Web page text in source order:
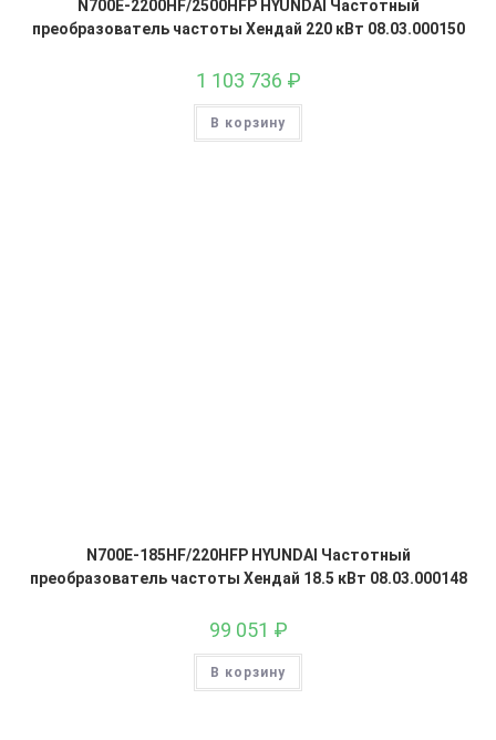
N700E-2200HF/2500HFP HYUNDAI Частотный
преобразователь частоты Хендай 220 кВт 08.03.000150
1 103 736 ₽
В корзину
N700E-185HF/220HFP HYUNDAI Частотный
преобразователь частоты Хендай 18.5 кВт 08.03.000148
99 051 ₽
В корзину